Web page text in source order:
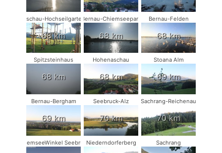
Aschau-Hochseilgarten
68 km
Bernau-Chiemseepark
68 km
Bernau-Felden
68 km
Spitzsteinhaus
68 km
Hohenaschau
68 km
Stoana Alm
69 km
Bernau-Bergham
69 km
Seebruck-Alz
70 km
Sachrang-Reichenau
70 km
ChiemseeWinkel SeebruckNiederndorferberg Sachrang